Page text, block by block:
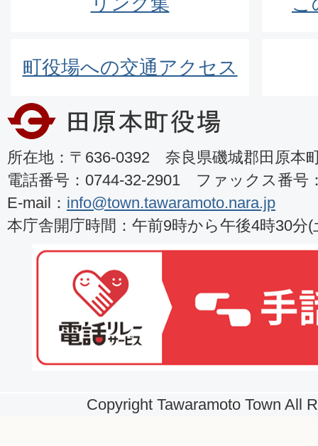
町役場への交通アクセス
所在地：〒636-0392 奈良県磯城郡田原本
電話番号：0744-32-2901 ファックス番号
E-mail： info@town.tawaramoto.nara.jp
本庁舎開庁時間：午前9時から午後4時30分
Copyright Tawaramoto Town All